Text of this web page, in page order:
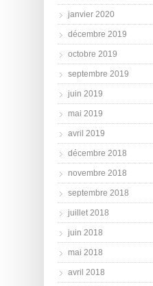
janvier 2020
décembre 2019
octobre 2019
septembre 2019
juin 2019
mai 2019
avril 2019
décembre 2018
novembre 2018
septembre 2018
juillet 2018
juin 2018
mai 2018
avril 2018